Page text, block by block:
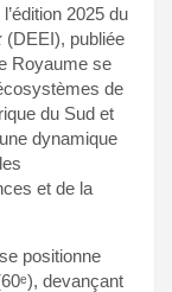
2025 du
(DEEI), publiée
Royaume se
de
du Sud et
dynamique
et de la
positionne
devançant